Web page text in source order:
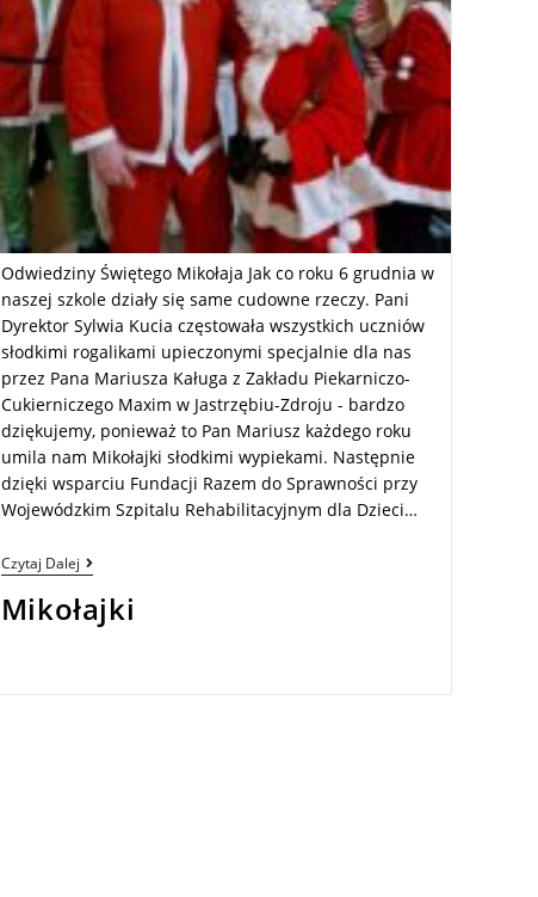
Odwiedziny Świętego Mikołaja Jak co roku 6 grudnia w
naszej szkole działy się same cudowne rzeczy. Pani
Dyrektor Sylwia Kucia częstowała wszystkich uczniów
słodkimi rogalikami upieczonymi specjalnie dla nas
przez Pana Mariusza Kaługa z Zakładu Piekarniczo-
Cukierniczego Maxim w Jastrzębiu-Zdroju - bardzo
dziękujemy, ponieważ to Pan Mariusz każdego roku
umila nam Mikołajki słodkimi wypiekami. Następnie
dzięki wsparciu Fundacji Razem do Sprawności przy
Wojewódzkim Szpitalu Rehabilitacyjnym dla Dzieci…
Czytaj Dalej
Mikołajki